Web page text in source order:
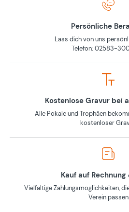
Persönliche
Lass dich von uns
Telefon: 02583-
Kostenlose Gravur bei
Alle Pokale und Trophäen
kostenloser
Kauf auf Rechnung
Vielfältige Zahlungsmöglichkeiten,
Verein passen